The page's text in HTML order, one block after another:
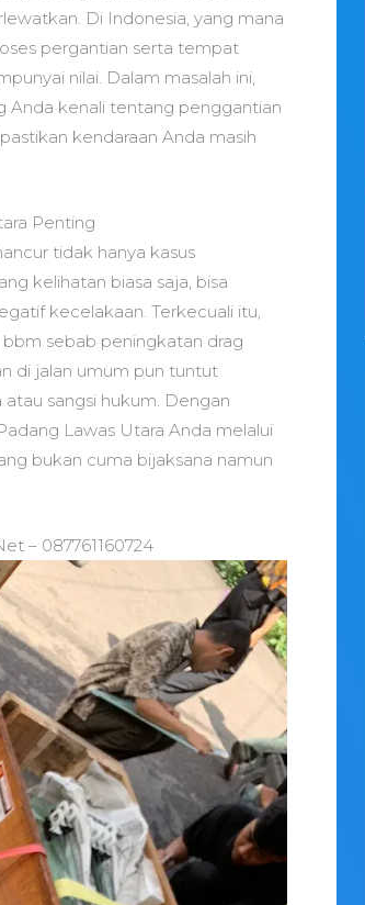
Di Indonesia, yang mana
pergantian serta tempat
nilai. Dalam masalah ini,
Anda kenali tentang penggantian
kendaraan Anda masih
Penting
tidak hanya kasus
kelihatan biasa saja, bisa
kecelakaan. Terkecuali itu,
sebab peningkatan drag
di jalan umum pun tuntut
sangsi hukum. Dengan
Lawas Utara Anda melalui
bukan cuma bijaksana namun
– 087761160724